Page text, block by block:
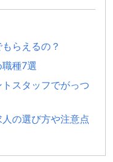
らえるの？
種7選
スタッフでがっつ
の選び方や注意点